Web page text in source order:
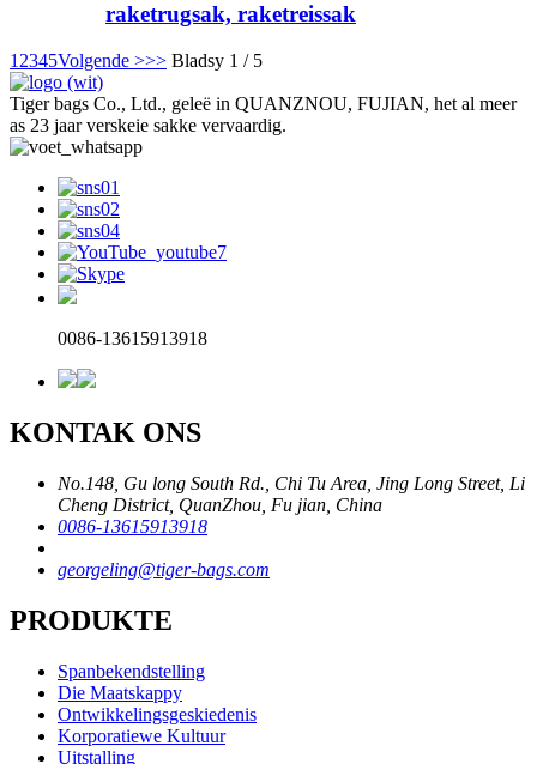
raketrugsak, raketreissak
1 2345Volgende >>> Bladsy 1 / 5
Tiger bags Co., Ltd., geleë in QUANZNOU, FUJIAN, het al meer
as 23 jaar verskeie sakke vervaardig.
0086-13615913918
KONTAK ONS
No.148, Gu long South Rd., Chi Tu Area, Jing Long Street, Li
Cheng District, QuanZhou, Fu jian, China
0086-13615913918
georgeling@tiger-bags.com
PRODUKTE
Spanbekendstelling
Die Maatskappy
Ontwikkelingsgeskiedenis
Korporatiewe Kultuur
Uitstalling